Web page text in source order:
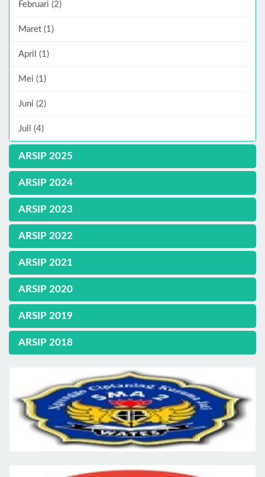
Februari (2)
Maret (1)
April (1)
Mei (1)
Juni (2)
Juli (4)
ARSIP 2025
ARSIP 2024
ARSIP 2023
ARSIP 2022
ARSIP 2021
ARSIP 2020
ARSIP 2019
ARSIP 2018